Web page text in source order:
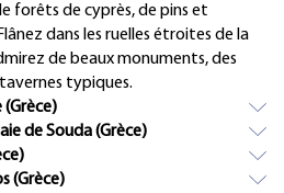
forêts de cyprès, de pins et
dans les ruelles étroites de la
de beaux monuments, des
typiques.
(Grèce)
de Souda (Grèce)
(Grèce)